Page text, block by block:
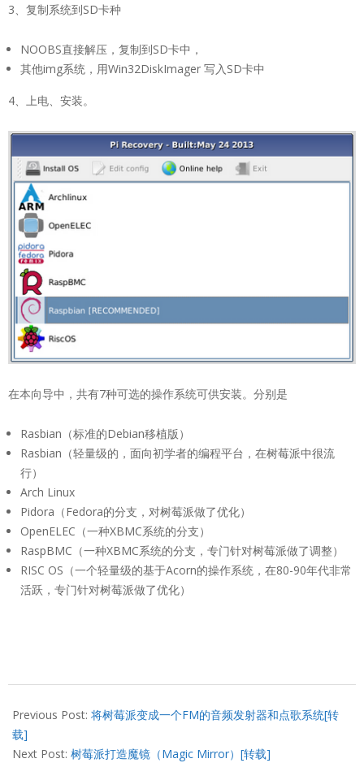
3、复制系统到SD卡种
NOOBS直接解压，复制到SD卡中，
其他img系统，用Win32DiskImager 写入SD卡中
4、上电、安装。
在本向导中，共有7种可选的操作系统可供安装。分别是
Rasbian（标准的Debian移植版）
Rasbian（轻量级的，面向初学者的编程平台，在树莓派中很流
行）
Arch Linux
Pidora（Fedora的分支，对树莓派做了优化）
OpenELEC（一种XBMC系统的分支）
RaspBMC（一种XBMC系统的分支，专门针对树莓派做了调整）
RISC OS（一个轻量级的基于Acorn的操作系统，在80-90年代非常
活跃，专门针对树莓派做了优化）
01-
03
Previous Post: 将树莓派变成一个FM的音频发射器和点歌系统[转
载]
Next Post: 树莓派打造魔镜（Magic Mirror）[转载]